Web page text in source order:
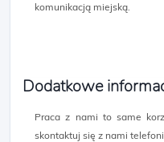
komunikacją miejską.
Dodatkowe
Praca z nami to same
skontaktuj się z nami